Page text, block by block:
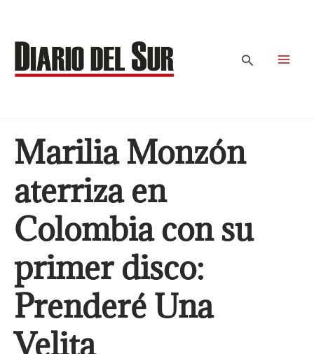
contenido
Buscar
Marilia Monzón
aterriza en
Colombia con su
primer disco:
Prenderé Una
Velita